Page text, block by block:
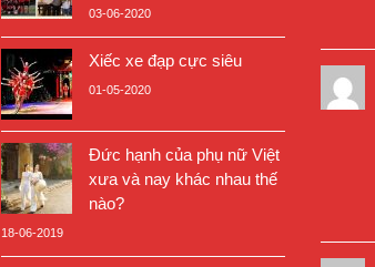
03-06-2020
Xiếc xe đạp cực siêu
01-05-2020
Đức hạnh của phụ nữ Việt
xưa và nay khác nhau thế
nào?
18-06-2019